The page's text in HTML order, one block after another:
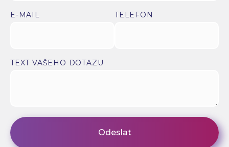
E-MAIL TELEFON
TEXT VAŠEHO DOTAZU